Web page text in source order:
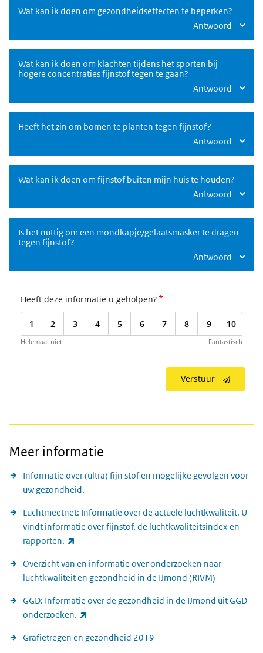
Wat kan ik doen om gezondheidseffecten te beperken?
Antwoord
Wat kan ik doen om klachten tijdens het sporten bij
hogere concentraties fijnstof tegen te gaan?
Antwoord
Heeft het zin om bomen te planten tegen fijnstof?
Antwoord
Wat kan ik doen om fijnstof buiten mijn huis te houden?
Antwoord
Is het nuttig om een mondkapje/gelaatsmasker te dragen
tegen fijnstof?
Antwoord
Heeft deze informatie u geholpen?*
1 2 3 4 5 6 7 8 9 10
Helemaal niet Fantastisch
Verstuur
Meer informatie
Informatie over (ultra) fijn stof en mogelijke gevolgen voor
uw gezondheid.
Luchtmeetnet: Informatie over de actuele luchtkwaliteit. U
vindt informatie over fijnstof, de luchtkwaliteitsindex en
rapporten.
Overzicht van en informatie over onderzoeken naar
luchtkwaliteit en gezondheid in de IJmond (RIVM)
GGD: Informatie over de gezondheid in de IJmond uit GGD
onderzoeken.
Grafietregen en gezondheid 2019